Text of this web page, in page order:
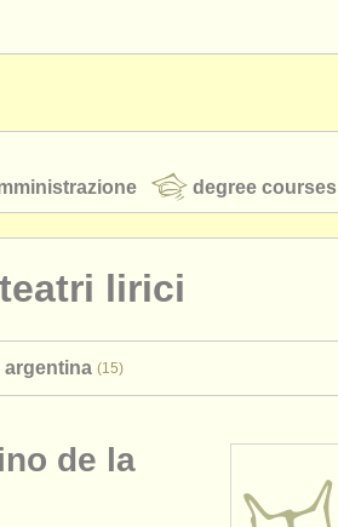
degree courses
lirici
argentina (15)
de la